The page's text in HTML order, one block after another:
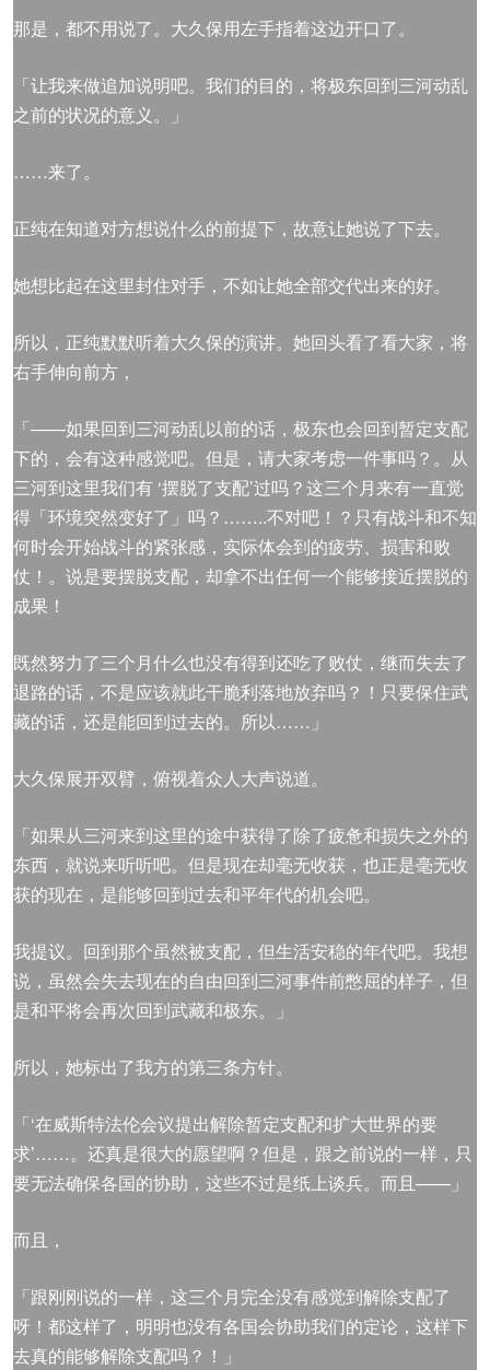
那是，都不用说了。大久保用左手指着这边开口了。
「让我来做追加说明吧。我们的目的，将极东回到三河动乱
之前的状况的意义。」
……来了。
正纯在知道对方想说什么的前提下，故意让她说了下去。
她想比起在这里封住对手，不如让她全部交代出来的好。
所以，正纯默默听着大久保的演讲。她回头看了看大家，将
右手伸向前方，
「——如果回到三河动乱以前的话，极东也会回到暂定支配
下的，会有这种感觉吧。但是，请大家考虑一件事吗？。从
三河到这里我们有 ‘摆脱了支配’过吗？这三个月来有一直觉
得「环境突然变好了」吗？……..不对吧！？只有战斗和不知
何时会开始战斗的紧张感，实际体会到的疲劳、损害和败
仗！。说是要摆脱支配，却拿不出任何一个能够接近摆脱的
成果！
既然努力了三个月什么也没有得到还吃了败仗，继而失去了
退路的话，不是应该就此干脆利落地放弃吗？！只要保住武
藏的话，还是能回到过去的。所以……」
大久保展开双臂，俯视着众人大声说道。
「如果从三河来到这里的途中获得了除了疲惫和损失之外的
东西，就说来听听吧。但是现在却毫无收获，也正是毫无收
获的现在，是能够回到过去和平年代的机会吧。
我提议。回到那个虽然被支配，但生活安稳的年代吧。我想
说，虽然会失去现在的自由回到三河事件前憋屈的样子，但
是和平将会再次回到武藏和极东。」
所以，她标出了我方的第三条方针。
「‘在威斯特法伦会议提出解除暂定支配和扩大世界的要
求’……。还真是很大的愿望啊？但是，跟之前说的一样，只
要无法确保各国的协助，这些不过是纸上谈兵。而且——」
而且，
「跟刚刚说的一样，这三个月完全没有感觉到解除支配了
呀！都这样了，明明也没有各国会协助我们的定论，这样下
去真的能够解除支配吗？！」